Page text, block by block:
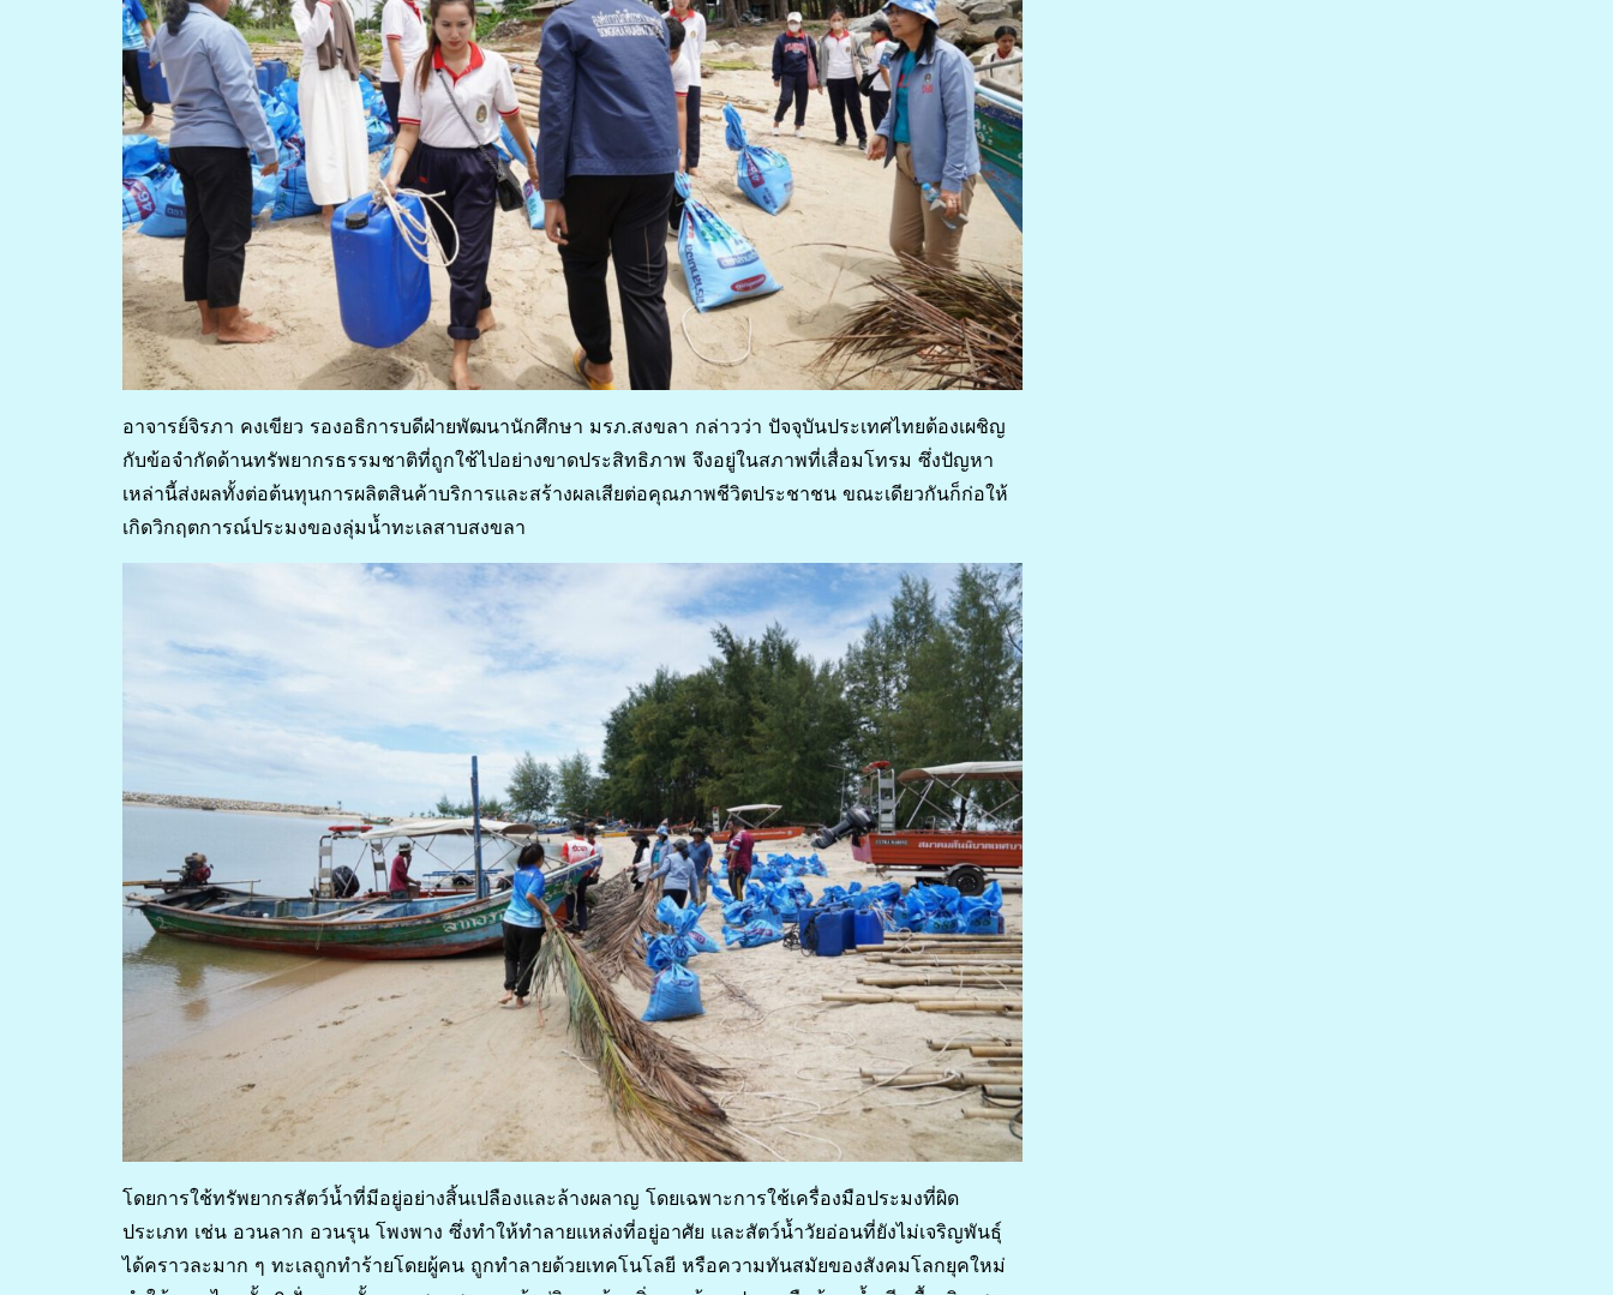
อาจารย์จิรภา คงเขียว รองอธิการบดีฝ่ายพัฒนานักศึกษา มรภ.สงขลา กล่าวว่า ปัจจุบันประเทศไทยต้องเผชิญ
กับข้อจำกัดด้านทรัพยากรธรรมชาติที่ถูกใช้ไปอย่างขาดประสิทธิภาพ จึงอยู่ในสภาพที่เสื่อมโทรม ซึ่งปัญหา
เหล่านี้ส่งผลทั้งต่อต้นทุนการผลิตสินค้าบริการและสร้างผลเสียต่อคุณภาพชีวิตประชาชน ขณะเดียวกันก็ก่อให้
เกิดวิกฤตการณ์ประมงของลุ่มน้ำทะเลสาบสงขลา
โดยการใช้ทรัพยากรสัตว์น้ำที่มีอยู่อย่างสิ้นเปลืองและล้างผลาญ โดยเฉพาะการใช้เครื่องมือประมงที่ผิด
ประเภท เช่น อวนลาก อวนรุน โพงพาง ซึ่งทำให้ทำลายแหล่งที่อยู่อาศัย และสัตว์น้ำวัยอ่อนที่ยังไม่เจริญพันธุ์
ได้คราวละมาก ๆ ทะเลถูกทำร้ายโดยผู้คน ถูกทำลายด้วยเทคโนโลยี หรือความทันสมัยของสังคมโลกยุคใหม่